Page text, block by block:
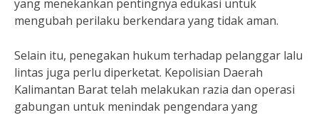
yang menekankan pentingnya edukasi untuk
mengubah perilaku berkendara yang tidak aman.
Selain itu, penegakan hukum terhadap pelanggar lalu
lintas juga perlu diperketat. Kepolisian Daerah
Kalimantan Barat telah melakukan razia dan operasi
gabungan untuk menindak pengendara yang